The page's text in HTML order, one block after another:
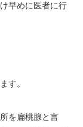
早めに医者に行
す。
を扁桃腺と言